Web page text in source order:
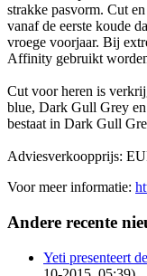
strakke pasvorm. Cut
vanaf de eerste koude
vroege voorjaar. Bij
Affinity gebruikt
Cut voor heren is
blue, Dark Gull Grey
bestaat in Dark Gull
Adviesverkoopprijs:
Voor meer informatie:
Andere recente
Yeti presenteert